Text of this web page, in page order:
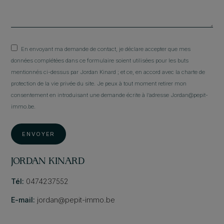
En envoyant ma demande de contact, je déclare accepter que mes
données complétées dans ce formulaire soient utilisées pour les buts
mentionnés ci-dessus par Jordan Kinard ; et ce, en accord avec la charte de
protection de la vie privée du site. Je peux à tout moment retirer mon
consentement en introduisant une demande écrite à l’adresse Jordan@pepit-
immo.be.
ENVOYER
JORDAN KINARD
Tél: 0474237552
E-mail: jordan@pepit-immo.be